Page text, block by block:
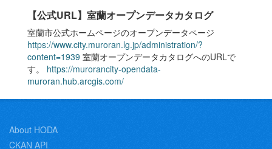
【公式URL】室蘭オープンデータカタログ
室蘭市公式ホームページのオープンデータページ
https://www.city.muroran.lg.jp/administration/?
content=1939 室蘭オープンデータカタログへのURLで
す。 https://murorancity-opendata-
muroran.hub.arcgis.com/
About HODA
CKAN API